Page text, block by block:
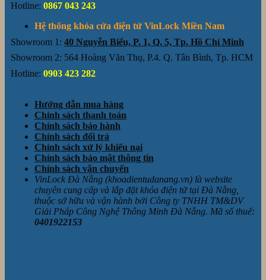
Hotline: 0867 043 243
Hệ thống khóa cửa điện tử VinLock Miền Nam
Showroom 1: 40 Nguyễn Biểu, P. 1, Q. 5, Tp. Hồ Chí Minh
Showroom 2: 564 Hoàng Văn Thụ, P.4. Q. Tân Bình, Tp. HCM
Hotline: 0903 423 282
Hướng dẫn mua hàng
Chính sách thanh toán
Chính sách bảo hành
Chính sách đổi trả
Chính sách xử lý khiếu nại
Chính sách bảo mật thông tin
Chính sách vận chuyển
VinLock Đà Nẵng (khoadientudanang.vn) là website
chuyên cung cấp và lắp đặt khóa điện tử tại Đà Nẵng,
thuộc sở hữu và vận hành bởi Công ty TNHH TM&DV
Giải Pháp Công Nghệ Thông Minh Đà Nẵng. Mã số thuế:
0401922153